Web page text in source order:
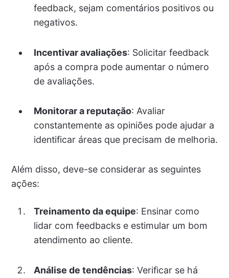
feedback, sejam comentários positivos ou
negativos.
Incentivar avaliações: Solicitar feedback
após a compra pode aumentar o número
de avaliações.
Monitorar a reputação: Avaliar
constantemente as opiniões pode ajudar a
identificar áreas que precisam de melhoria.
Além disso, deve-se considerar as seguintes
ações:
Treinamento da equipe: Ensinar como
lidar com feedbacks e estimular um bom
atendimento ao cliente.
Análise de tendências: Verificar se há